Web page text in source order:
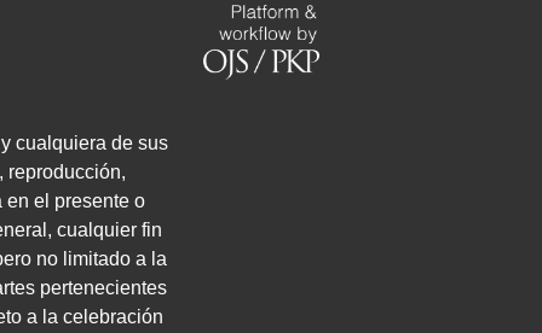
cualquiera de sus
reproducción,
en el presente o
cualquier fin
no limitado a la
pertenecientes
a la celebración